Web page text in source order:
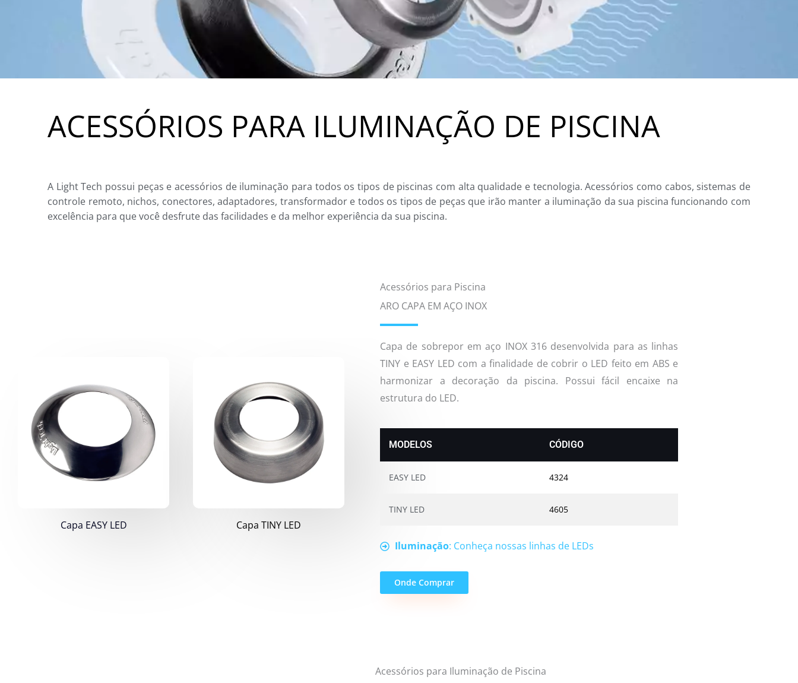
ACESSÓRIOS PARA ILUMINAÇÃO DE PISCINA
A Light Tech possui peças e acessórios de iluminação para todos os tipos de piscinas com alta qualidade e tecnologia. Acessórios como cabos, sistemas de
controle remoto, nichos, conectores, adaptadores, transformador e todos os tipos de peças que irão manter a iluminação da sua piscina funcionando com
excelência para que você desfrute das facilidades e da melhor experiência da sua piscina.
Capa EASY LED Capa TINY LED
Acessórios para Piscina
ARO CAPA EM AÇO INOX
Capa de sobrepor em aço INOX 316 desenvolvida para as linhas
TINY e EASY LED com a finalidade de cobrir o LED feito em ABS e
harmonizar a decoração da piscina. Possui fácil encaixe na
estrutura do LED.
MODELOS CÓDIGO
EASY LED 4324
TINY LED 4605
Iluminação: Conheça nossas linhas de LEDs
Onde Comprar
Acessórios para Iluminação de Piscina